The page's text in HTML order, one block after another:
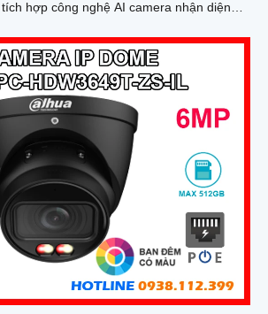
512GB cho khả năng lưu trữ vượt trội với
nguồn qua PoE